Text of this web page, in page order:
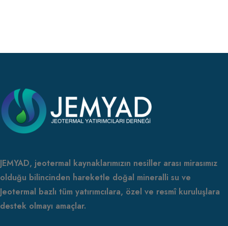
JEMYAD, jeotermal kaynaklarımızın nesiller arası mirasımız
olduğu bilincinden hareketle doğal mineralli su ve
Jeotermal bazlı tüm yatırımcılara, özel ve resmî kuruluşlara
destek olmayı amaçlar.